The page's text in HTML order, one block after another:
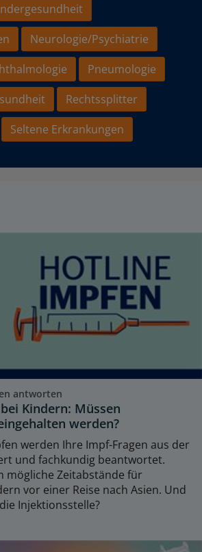
Neurologie/Psychiatrie
Pneumologie
Rechtssplitter
Seltene Erkrankungen
antworten
Kindern: Müssen
werden?
werden Ihre Impf-Fragen aus der
und fachkundig beantwortet.
mögliche Zeitabstände für
vor einer Reise nach Asien. Und
Injektionsstelle?